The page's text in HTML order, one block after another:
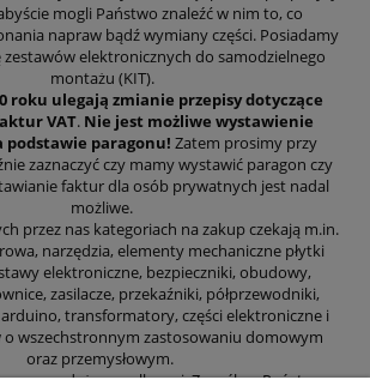
mogli Państwo znaleźć w nim to, co
napraw bądź wymiany części. Posiadamy
zestawów elektronicznych do samodzielnego
montażu (KIT).
roku ulegają zmianie przepisy dotyczące
VAT. Nie jest możliwe wystawienie
podstawie paragonu! Zatem prosimy przy
zaznaczyć czy mamy wystawić paragon czy
faktur dla osób prywatnych jest nadal
możliwe.
przez nas kategoriach na zakup czekają m.in.
narzędzia, elementy mechaniczne płytki
elektroniczne, bezpieczniki, obudowy,
zasilacze, przekaźniki, półprzewodniki,
transformatory, części elektroniczne i
wszechstronnym zastosowaniu domowym
oraz przemysłowym.